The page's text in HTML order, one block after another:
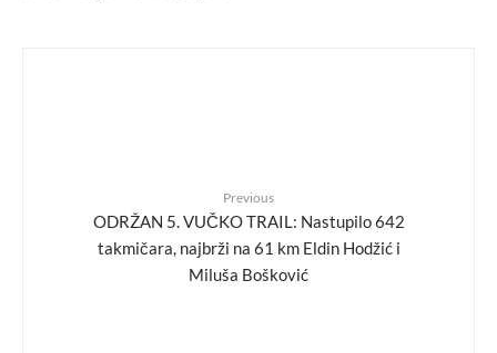
Previous
ODRŽAN 5. VUČKO TRAIL: Nastupilo 642
takmičara, najbrži na 61 km Eldin Hodžić i
Miluša Bošković